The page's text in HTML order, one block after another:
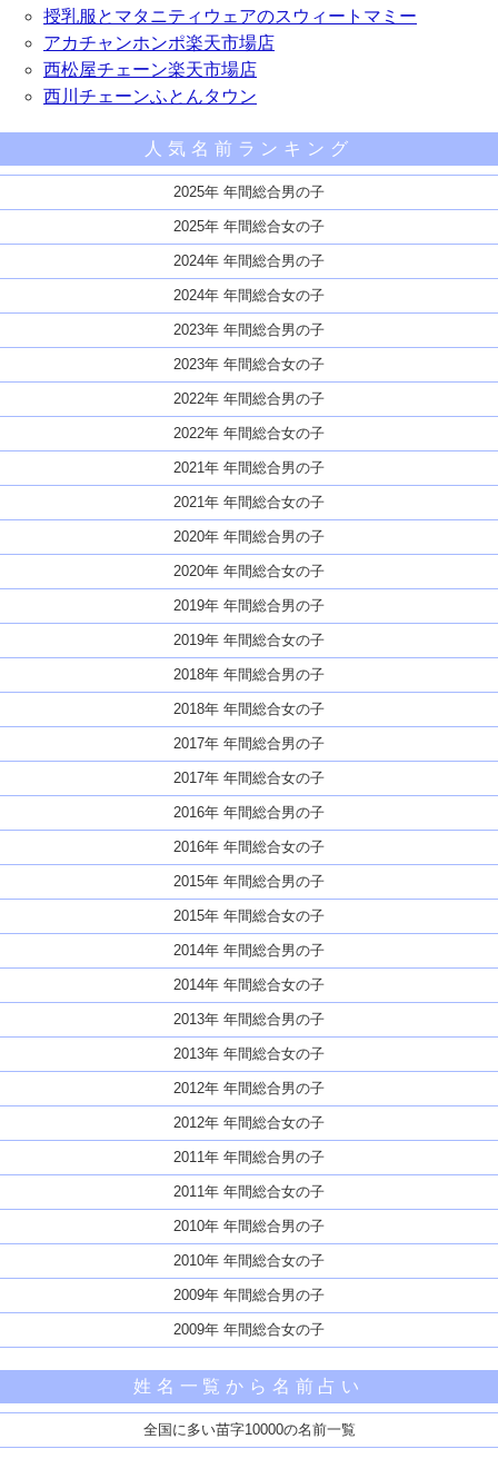
授乳服とマタニティウェアのスウィートマミー
アカチャンホンポ楽天市場店
西松屋チェーン楽天市場店
西川チェーンふとんタウン
人気名前ランキング
2025年 年間総合男の子
2025年 年間総合女の子
2024年 年間総合男の子
2024年 年間総合女の子
2023年 年間総合男の子
2023年 年間総合女の子
2022年 年間総合男の子
2022年 年間総合女の子
2021年 年間総合男の子
2021年 年間総合女の子
2020年 年間総合男の子
2020年 年間総合女の子
2019年 年間総合男の子
2019年 年間総合女の子
2018年 年間総合男の子
2018年 年間総合女の子
2017年 年間総合男の子
2017年 年間総合女の子
2016年 年間総合男の子
2016年 年間総合女の子
2015年 年間総合男の子
2015年 年間総合女の子
2014年 年間総合男の子
2014年 年間総合女の子
2013年 年間総合男の子
2013年 年間総合女の子
2012年 年間総合男の子
2012年 年間総合女の子
2011年 年間総合男の子
2011年 年間総合女の子
2010年 年間総合男の子
2010年 年間総合女の子
2009年 年間総合男の子
2009年 年間総合女の子
姓名一覧から名前占い
全国に多い苗字10000の名前一覧